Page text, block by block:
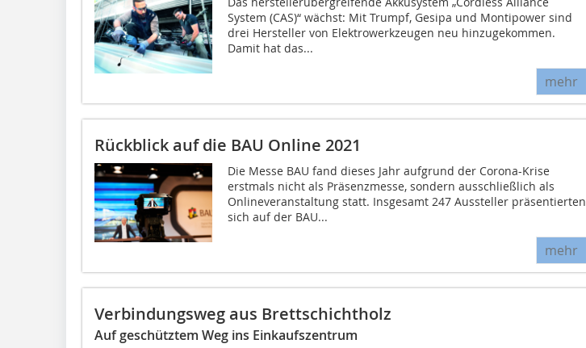
System (CAS)“ wächst: Mit Trumpf, Gesipa und Montipower sind
drei Hersteller von Elektrowerkzeugen neu hinzugekommen.
Damit hat das...
mehr
Rückblick auf die BAU Online 2021
Die Messe BAU fand dieses Jahr aufgrund der Corona-Krise
erstmals nicht als Präsenzmesse, sondern ausschließlich als
Onlineveranstaltung statt. Insgesamt 247 Aussteller präsentierten
sich auf der BAU...
mehr
Verbindungsweg aus Brettschichtholz
Auf geschütztem Weg ins Einkaufszentrum